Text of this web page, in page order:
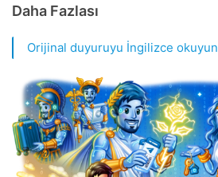
Daha Fazlası
Orijinal duyuruyu İngilizce okuyun